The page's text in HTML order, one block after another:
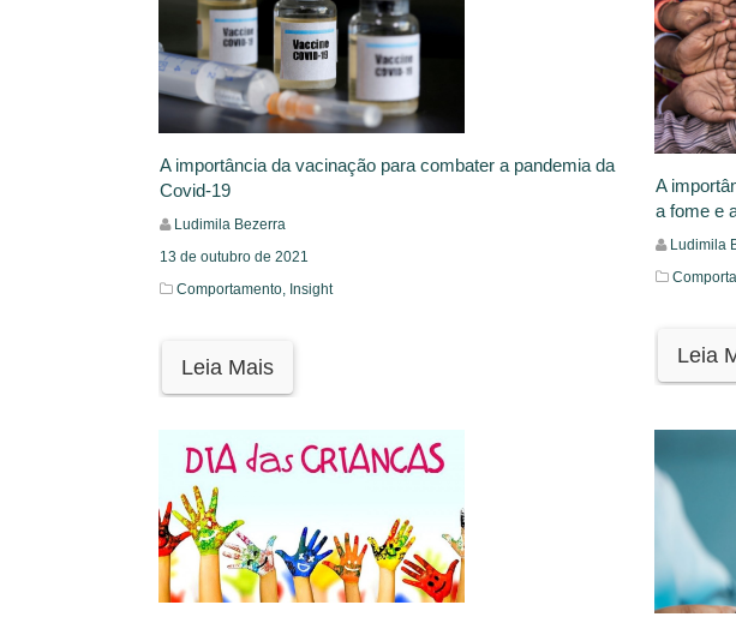
A importância da vacinação para combater a pandemia da
Covid-19
Ludimila Bezerra
13 de outubro de 2021
Comportamento, Insight
Leia Mais
A
a fome e
Ludimila
Leia